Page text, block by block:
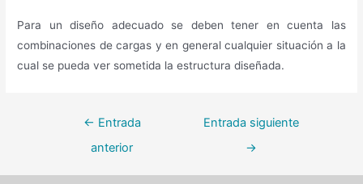
Para un diseño adecuado se deben tener en cuenta las
combinaciones de cargas y en general cualquier situación a la
cual se pueda ver sometida la estructura diseñada.
← Entrada
anterior
Entrada siguiente
→